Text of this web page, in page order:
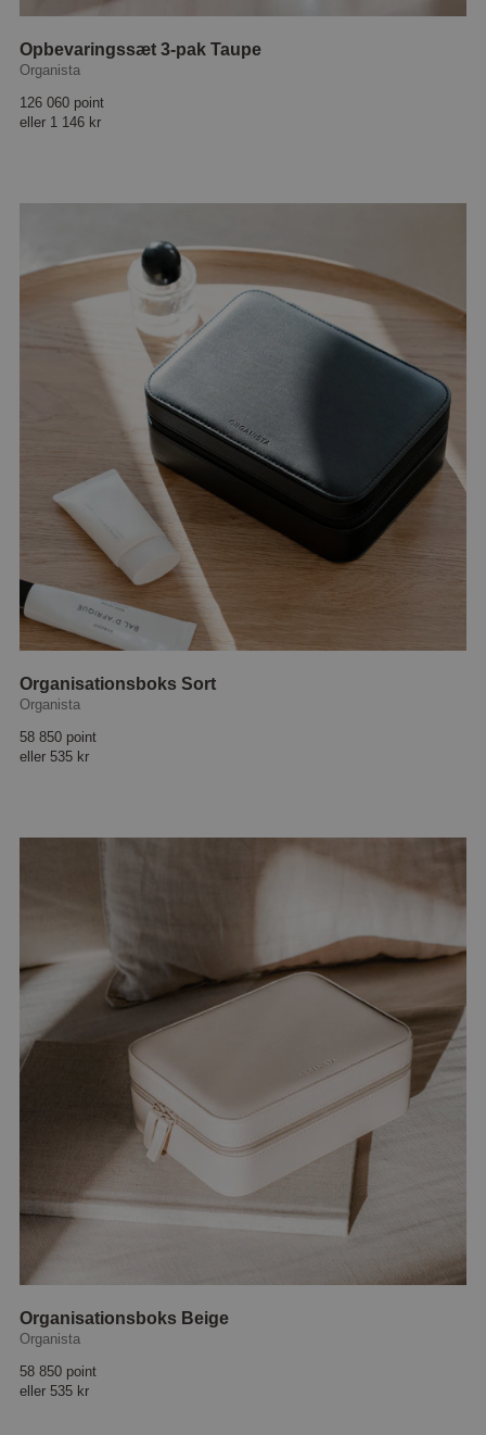
Opbevaringssæt 3-pak Taupe
Organista
126 060 point
eller 1 146 kr
Organisationsboks Sort
Organista
58 850 point
eller 535 kr
Organisationsboks Beige
Organista
58 850 point
eller 535 kr